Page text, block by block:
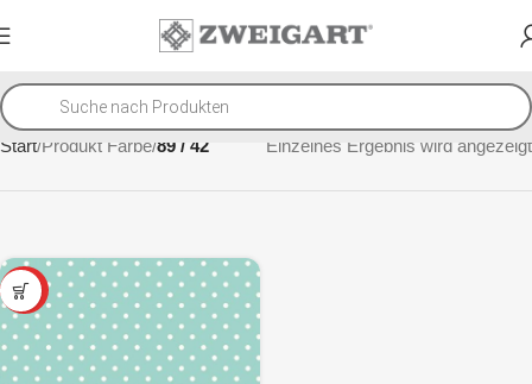
Start Produkt Farbe 89 / 42 Einzelnes Ergebnis wird angezeigt
SALE